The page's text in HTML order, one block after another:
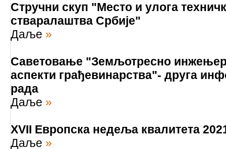
Стручни скуп "Место и улога
стваралаштва Србије"
Даље »
Саветовање "Земљотресно
аспекти грађевинарства"- друга
рада
Даље »
XVII Европска недеља квалитета
Даље »